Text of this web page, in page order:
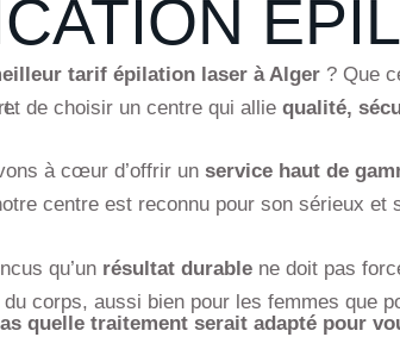
quelle traitement serait adapté pour
tarif épilation laser à Alger ? Que
et de choisir un centre qui allie qualité,
à cœur d’offrir un service haut de
centre est reconnu pour son sérieux et
qu’un résultat durable ne doit pas
corps, aussi bien pour les femmes que